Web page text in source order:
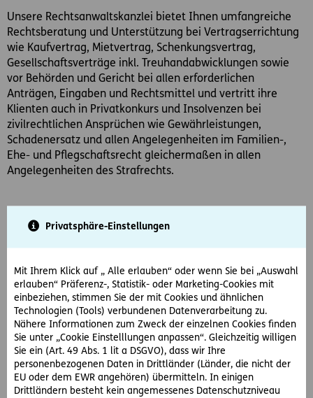
Privatsphäre-Einstellungen
Mit Ihrem Klick auf „ Alle erlauben“ oder wenn Sie bei „Auswahl
erlauben“ Präferenz-, Statistik- oder Marketing-Cookies mit
einbeziehen, stimmen Sie der mit Cookies und ähnlichen
Technologien (Tools) verbundenen Datenverarbeitung zu.
Nähere Informationen zum Zweck der einzelnen Cookies finden
Sie unter „Cookie Einstelllungen anpassen“. Gleichzeitig willigen
Sie ein (Art. 49 Abs. 1 lit a DSGVO), dass wir Ihre
personenbezogenen Daten in Drittländer (Länder, die nicht der
EU oder dem EWR angehören) übermitteln. In einigen
Drittländern besteht kein angemessenes Datenschutzniveau
Unsere Rechtsanwaltskanzlei bietet Ihnen umfangreiche
Rechtsberatung und Unterstützung bei Vertragserrichtung
wie Kaufvertrag, Mietvertrag, Schenkungsvertrag,
Gesellschaftsverträge inkl. Treuhandabwicklungen sowie
vor Behörden und Gericht bei allen erforderlichen
Anträgen, Eingaben und Rechtsmittel und vertritt ihre
Klienten auch in Privatkonkurs und Insolvenzen bei
zivilrechtlichen Ansprüchen wie Gewährleistungen,
Schadenersatz und allen Angelegenheiten im Familien-,
Ehe- und Pflegschaftsrecht gleichermaßen in allen
Angelegenheiten des Strafrechts.
Schwerpunkte:
Vertragsrecht (Kaufvertrag, Schenkungsvertrag etc.)
Insolvenz
Liegenschaftsrecht
Arbeitsrecht
Familienrecht
Gewerberecht
Scheidungsrecht
Gesellschaftsrecht